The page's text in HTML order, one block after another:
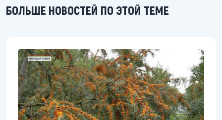
БОЛЬШЕ НОВОСТЕЙ ПО ЭТОЙ ТЕМЕ